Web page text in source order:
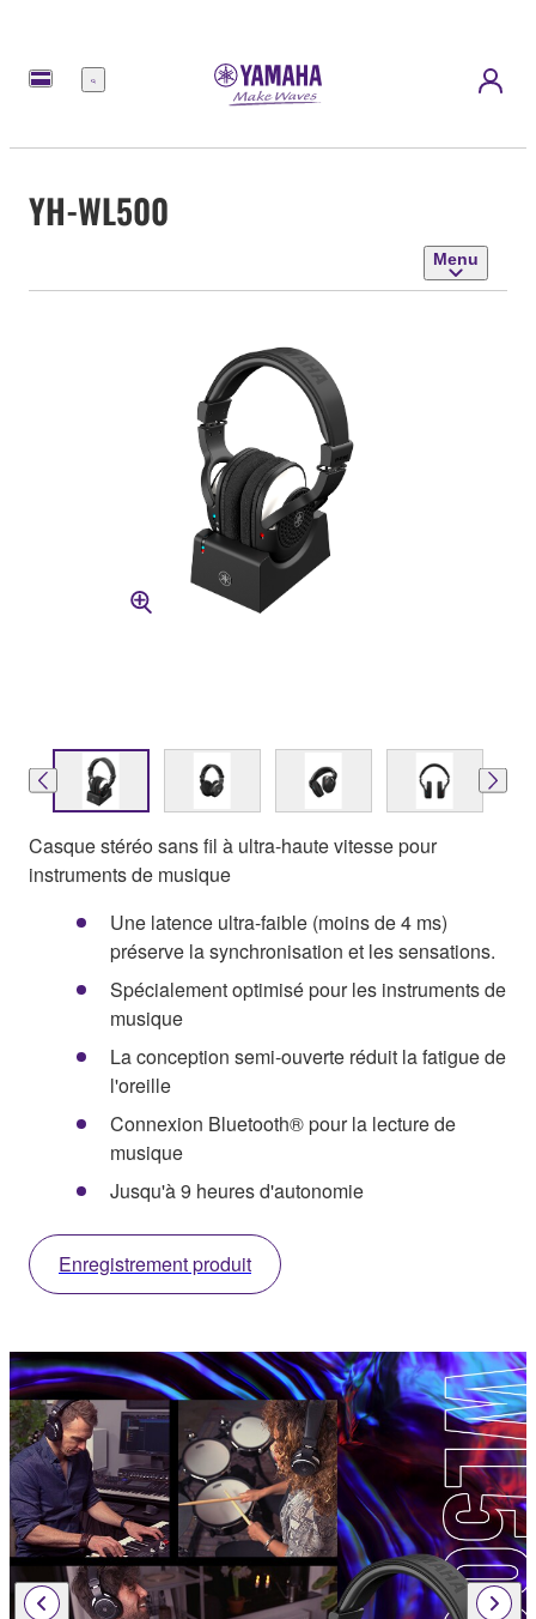
Menu
YH-WL500
Menu
Casque stéréo sans fil à ultra-haute vitesse pour
instruments de musique
Une latence ultra-faible (moins de 4 ms)
préserve la synchronisation et les sensations.
Spécialement optimisé pour les instruments de
musique
La conception semi-ouverte réduit la fatigue de
l'oreille
Connexion Bluetooth® pour la lecture de
musique
Jusqu'à 9 heures d'autonomie
Enregistrement produit